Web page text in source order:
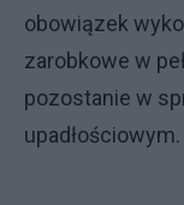
obowiązek
zarobkowe w
pozostanie w
upadłościowym.